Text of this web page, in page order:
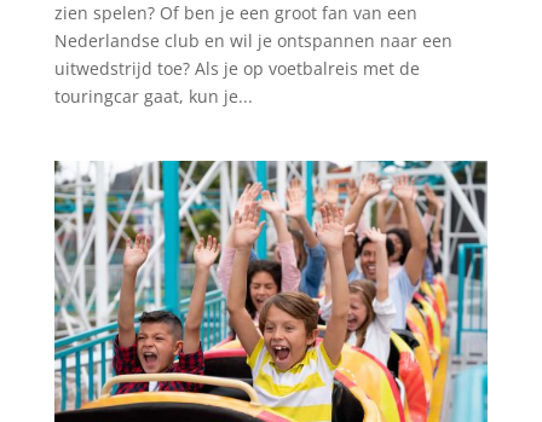
zien spelen? Of ben je een groot fan van een
Nederlandse club en wil je ontspannen naar een
uitwedstrijd toe? Als je op voetbalreis met de
touringcar gaat, kun je...